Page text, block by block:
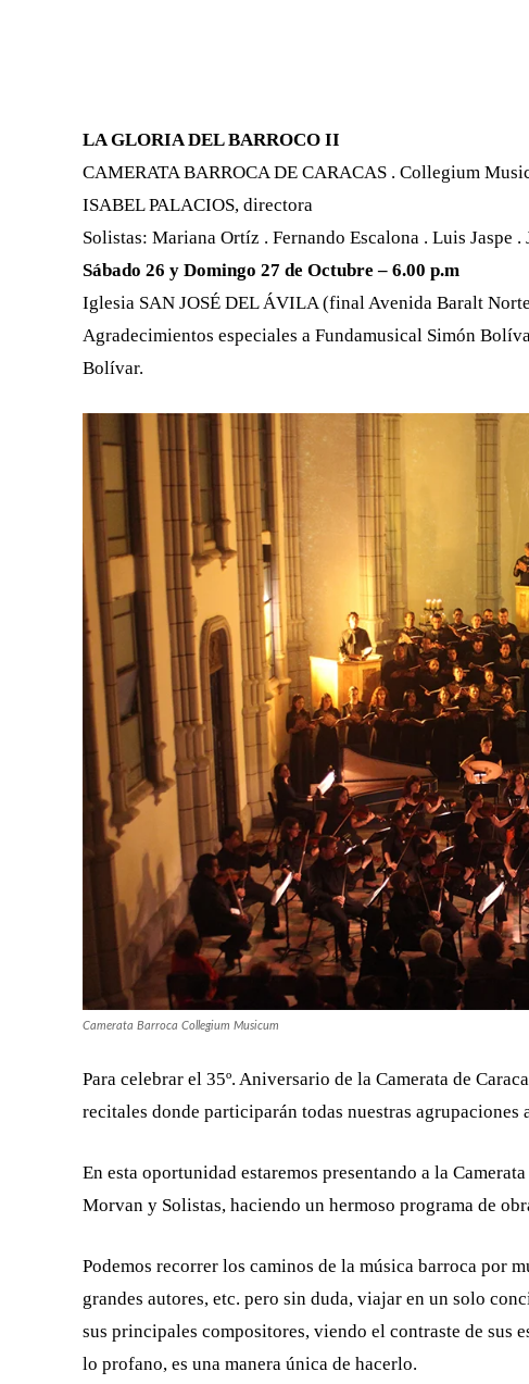
LA GLORIA DEL BARROCO II
CAMERATA BARROCA DE CARACAS . Collegium
ISABEL PALACIOS, directora
Solistas: Mariana Ortíz . Fernando Escalona . Luis Jaspe
Sábado 26 y Domingo 27 de Octubre – 6.00 p.m
Iglesia SAN JOSÉ DEL ÁVILA (final Avenida Baralt
Agradecimientos especiales a Fundamusical Simón
Bolívar.
Camerata Barroca Collegium Musicum
Para celebrar el 35º. Aniversario de la Camerata de
recitales donde participarán todas nuestras agrupaciones
En esta oportunidad estaremos presentando a la
Morvan y Solistas, haciendo un hermoso programa de
Podemos recorrer los caminos de la música barroca por
grandes autores, etc. pero sin duda, viajar en un solo
sus principales compositores, viendo el contraste de sus
lo profano, es una manera única de hacerlo.